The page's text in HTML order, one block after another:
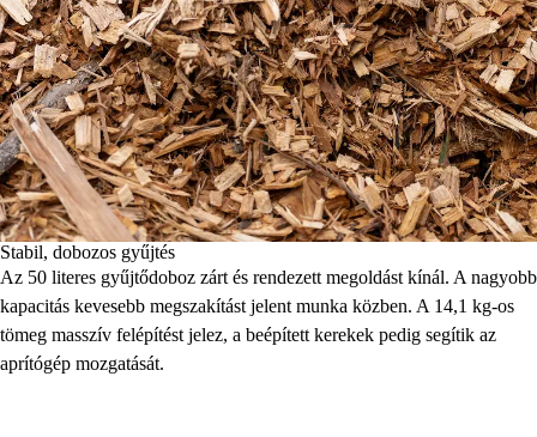
Stabil, dobozos gyűjtés
Az 50 literes gyűjtődoboz zárt és rendezett megoldást kínál. A nagyobb
kapacitás kevesebb megszakítást jelent munka közben. A 14,1 kg-os
tömeg masszív felépítést jelez, a beépített kerekek pedig segítik az
aprítógép mozgatását.